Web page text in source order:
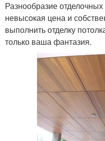
Разнообразие
невысокая цена и
выполнить отделку
только ваша фантазия.